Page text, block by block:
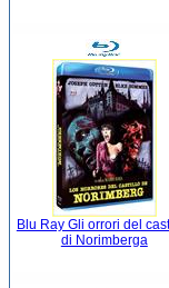
Blu Ray Gli orrori del
di Norimberga